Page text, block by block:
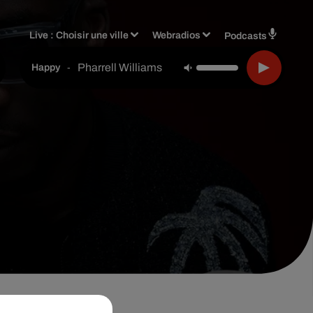
Live :Choisir une ville Webradios Podcasts
Happy - Pharrell Williams